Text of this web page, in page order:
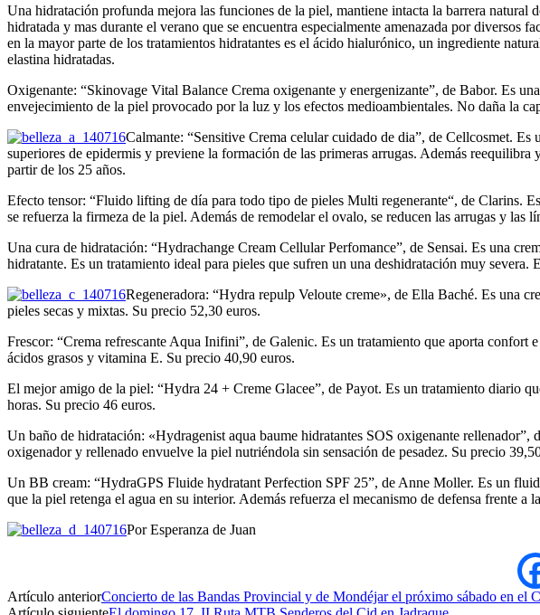
Una hidratación profunda mejora las funciones de la piel, mantiene intacta la barrera natural
hidratada y mas durante el verano que se encuentra especialmente amenazada por
en la mayor parte de los tratamientos hidratantes es el ácido hialurónico, un ingrediente
elastina hidratadas.
Oxigenante: “Skinovage Vital Balance Crema oxigenante y energenizante”, de Babor. Es
envejecimiento de la piel provocado por la luz y los efectos medioambientales. No daña la
Calmante: “Sensitive Crema celular cuidado de dia”, de Cellcosmet.
superiores de epidermis y previene la formación de las primeras arrugas. Además
partir de los 25 años.
Efecto tensor: “Fluido lifting de día para todo tipo de pieles Multi regenerante“, de Clarins.
se refuerza la firmeza de la piel. Además de remodelar el ovalo, se reducen las arrugas y las
Una cura de hidratación: “Hydrachange Cream Cellular Perfomance”, de Sensai. Es una
hidratante. Es un tratamiento ideal para pieles que sufren un una deshidratación muy
Regeneradora: “Hydra repulp Veloute creme», de Ella Baché. Es una
pieles secas y mixtas. Su precio 52,30 euros.
Frescor: “Crema refrescante Aqua Inifini”, de Galenic. Es un tratamiento que aporta
ácidos grasos y vitamina E. Su precio 40,90 euros.
El mejor amigo de la piel: “Hydra 24 + Creme Glacee”, de Payot. Es un tratamiento diario
horas. Su precio 46 euros.
Un baño de hidratación: «Hydragenist aqua baume hidratantes SOS oxigenante
oxigenador y rellenado envuelve la piel nutriéndola sin sensación de pesadez. Su precio
Un BB cream: “HydraGPS Fluide hydratant Perfection SPF 25”, de Anne Moller. Es un
que la piel retenga el agua en su interior. Además refuerza el mecanismo de defensa frente
Por Esperanza de Juan
Artículo anteriorConcierto de las Bandas Provincial y de Mondéjar el próximo sábado en el